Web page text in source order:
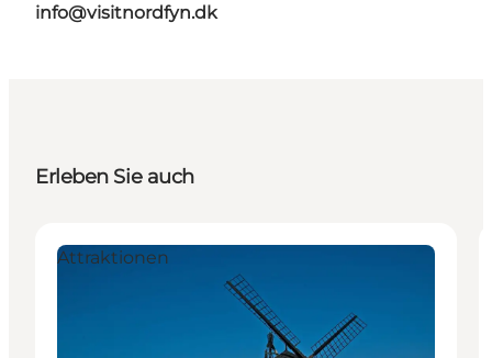
info@visitnordfyn.dk
Erleben Sie auch
Attraktionen